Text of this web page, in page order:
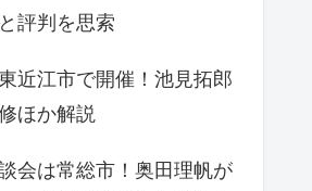
評判を思索
近江市で開催！池見拓郎
ほか解説
会は常総市！奥田理帆が